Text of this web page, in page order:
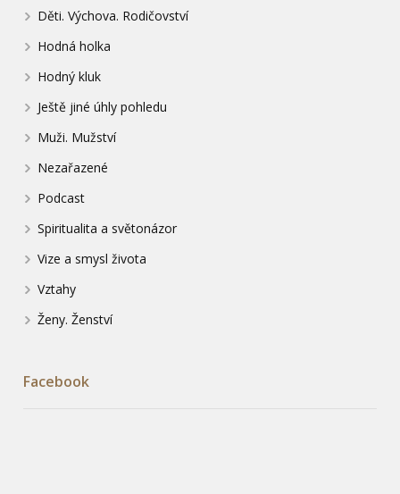
Děti. Výchova. Rodičovství
Hodná holka
Hodný kluk
Ještě jiné úhly pohledu
Muži. Mužství
Nezařazené
Podcast
Spiritualita a světonázor
Vize a smysl života
Vztahy
Ženy. Ženství
Facebook